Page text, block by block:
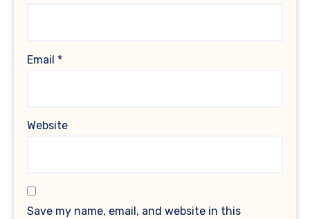
Email *
Website
Save my name, email, and website in this